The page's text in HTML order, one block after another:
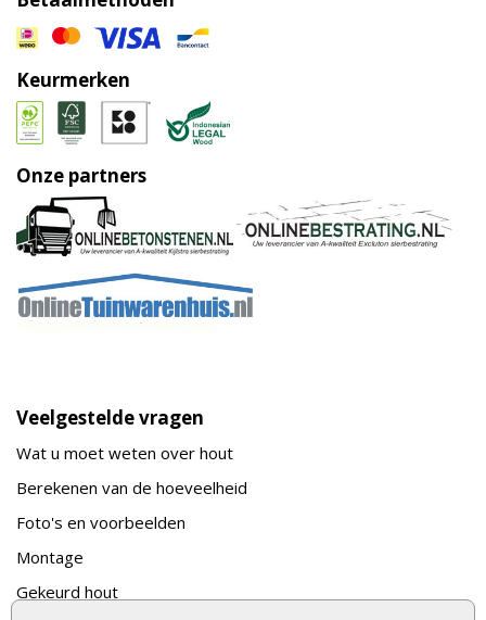
Keurmerken
Onze partners
Veelgestelde vragen
Wat u moet weten over hout
Berekenen van de hoeveelheid
Foto's en voorbeelden
Montage
Gekeurd hout